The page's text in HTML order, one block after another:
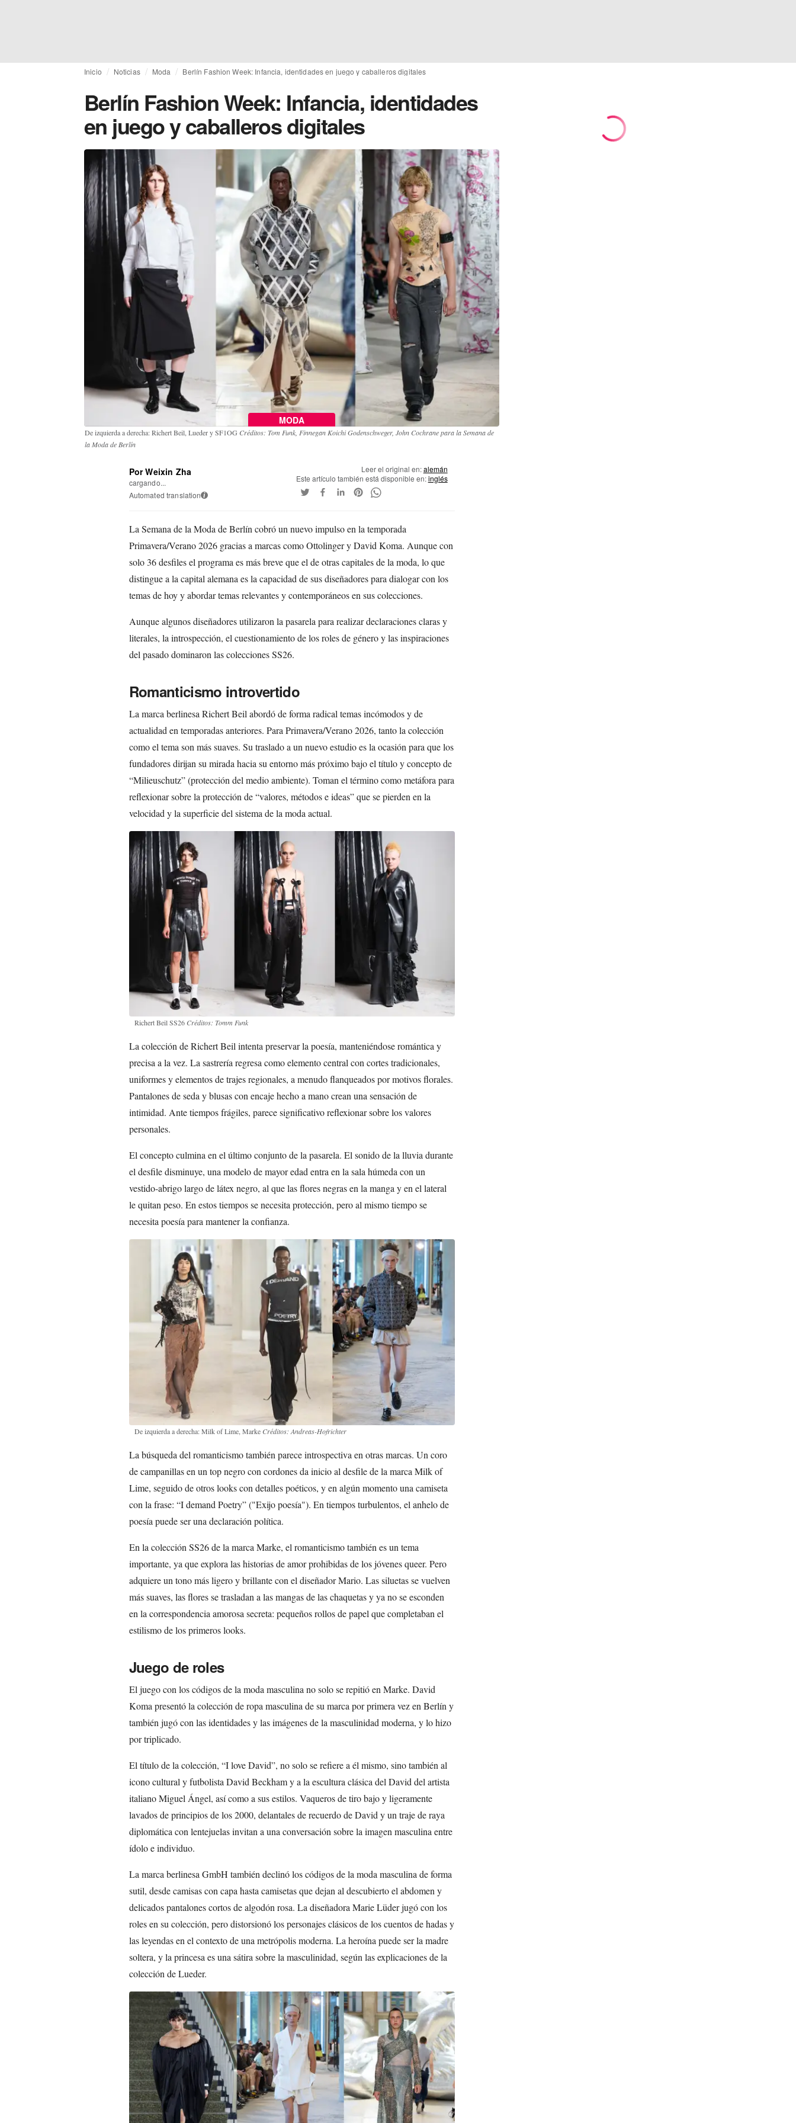
Inicio Noticias Moda Berlín Fashion Week: Infancia, identidades en juego y caballeros digitales
Berlín Fashion Week: Infancia, identidades
en juego y caballeros digitales
MODA
De izquierda a derecha: Richert Beil, Lueder y SF1OG Créditos: Tom Funk, Finnegan Koichi Godenschweger, John Cochrane para la Semana de
la Moda de Berlín
Por Weixin Zha
cargando...
Automated translation i
Leer el original en:alemán
Este artículo también está disponible en:inglés
La Semana de la Moda de Berlín cobró un nuevo impulso en la temporada
Primavera/Verano 2026 gracias a marcas como Ottolinger y David Koma. Aunque con
solo 36 desfiles el programa es más breve que el de otras capitales de la moda, lo que
distingue a la capital alemana es la capacidad de sus diseñadores para dialogar con los
temas de hoy y abordar temas relevantes y contemporáneos en sus colecciones.
Aunque algunos diseñadores utilizaron la pasarela para realizar declaraciones claras y
literales, la introspección, el cuestionamiento de los roles de género y las inspiraciones
del pasado dominaron las colecciones SS26.
Romanticismo introvertido
La marca berlinesa Richert Beil abordó de forma radical temas incómodos y de
actualidad en temporadas anteriores. Para Primavera/Verano 2026, tanto la colección
como el tema son más suaves. Su traslado a un nuevo estudio es la ocasión para que los
fundadores dirijan su mirada hacia su entorno más próximo bajo el título y concepto de
“Milieuschutz” (protección del medio ambiente). Toman el término como metáfora para
reflexionar sobre la protección de “valores, métodos e ideas” que se pierden en la
velocidad y la superficie del sistema de la moda actual.
Richert Beil SS26 Créditos: Tomm Funk
La colección de Richert Beil intenta preservar la poesía, manteniéndose romántica y
precisa a la vez. La sastrería regresa como elemento central con cortes tradicionales,
uniformes y elementos de trajes regionales, a menudo flanqueados por motivos florales.
Pantalones de seda y blusas con encaje hecho a mano crean una sensación de
intimidad. Ante tiempos frágiles, parece significativo reflexionar sobre los valores
personales.
El concepto culmina en el último conjunto de la pasarela. El sonido de la lluvia durante
el desfile disminuye, una modelo de mayor edad entra en la sala húmeda con un
vestido-abrigo largo de látex negro, al que las flores negras en la manga y en el lateral
le quitan peso. En estos tiempos se necesita protección, pero al mismo tiempo se
necesita poesía para mantener la confianza.
De izquierda a derecha: Milk of Lime, Marke Créditos: Andreas-Hofrichter
La búsqueda del romanticismo también parece introspectiva en otras marcas. Un coro
de campanillas en un top negro con cordones da inicio al desfile de la marca Milk of
Lime, seguido de otros looks con detalles poéticos, y en algún momento una camiseta
con la frase: “I demand Poetry” ("Exijo poesía"). En tiempos turbulentos, el anhelo de
poesía puede ser una declaración política.
En la colección SS26 de la marca Marke, el romanticismo también es un tema
importante, ya que explora las historias de amor prohibidas de los jóvenes queer. Pero
adquiere un tono más ligero y brillante con el diseñador Mario. Las siluetas se vuelven
más suaves, las flores se trasladan a las mangas de las chaquetas y ya no se esconden
en la correspondencia amorosa secreta: pequeños rollos de papel que completaban el
estilismo de los primeros looks.
Juego de roles
El juego con los códigos de la moda masculina no solo se repitió en Marke. David
Koma presentó la colección de ropa masculina de su marca por primera vez en Berlín y
también jugó con las identidades y las imágenes de la masculinidad moderna, y lo hizo
por triplicado.
El título de la colección, “I love David”, no solo se refiere a él mismo, sino también al
icono cultural y futbolista David Beckham y a la escultura clásica del David del artista
italiano Miguel Ángel, así como a sus estilos. Vaqueros de tiro bajo y ligeramente
lavados de principios de los 2000, delantales de recuerdo de David y un traje de raya
diplomática con lentejuelas invitan a una conversación sobre la imagen masculina entre
ídolo e individuo.
La marca berlinesa GmbH también declinó los códigos de la moda masculina de forma
sutil, desde camisas con capa hasta camisetas que dejan al descubierto el abdomen y
delicados pantalones cortos de algodón rosa. La diseñadora Marie Lüder jugó con los
roles en su colección, pero distorsionó los personajes clásicos de los cuentos de hadas y
las leyendas en el contexto de una metrópolis moderna. La heroína puede ser la madre
soltera, y la princesa es una sátira sobre la masculinidad, según las explicaciones de la
colección de Lueder.